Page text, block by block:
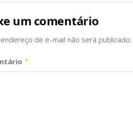
um comentário
de e-mail não será publicado.
*